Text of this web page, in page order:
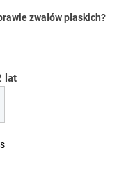
zwałów płaskich?
lat